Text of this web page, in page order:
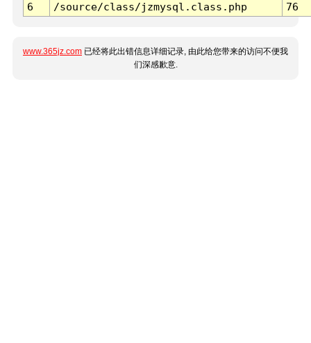
6
/source/class/jzmysql.class.php 76
www.365jz.com 已经将此出错信息详细记录, 由此给您带来的访问不便我
们深感歉意.